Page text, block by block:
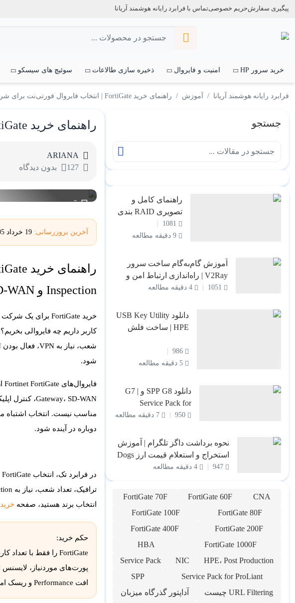
پیگیری سفارشحریم خصوصیتماس با فرابرد رایانه هوشمند آریانا
خرید سرور HP امنیت و فایروال ذخیره سازی طالاعات سوئیچ های سیسکو
فرابرد رایانه هوشمند آریانا آموزش راهنمای خرید FortiGate | انتخاب فایروال فورتی‌نت برای شرکت‌ها
جستجو
راهنمای کامل و
تصویری RAID بندی
مبتدی تا پیشرفته
1081
9 دقیقه مطالعه
آموزش گام‌به‌گام ساخت سرور
V2Ray | راه‌اندازی ارتباط امن و
پرسرعت
1051 4 دقیقه مطالعه
دانلود USB Key Utility
HPE | ساخت فلش
Provisioning
986
5 دقیقه مطالعه
دانلود SPP G8 و G7 |
Service Pack for
ProLiant سرور HP
950 7 دقیقه مطالعه
نحوه برداشت داگز تلگرام | آموزش
استخراج و استعلام قیمت ارز Dogs
947 4 دقیقه مطالعه
CNA
FortiGate 60F
FortiGate 70F
FortiGate 80F
FortiGate 100F
FortiGate 200F
FortiGate 400F
FortiGate 1000F
HBA
HPE، Post Production
NIC
Service Pack
Service Pack for ProLiant
SPP
URL Filtering چیست
آداپتور گذرگاه میزبان
راهنمای خرید FortiGate | انتخاب فایروال فورتی‌نت برای شرکت‌ها
ARIANA
127
بدون دیدگاه
16 خرداد 1405
آخرین بروزرسانی: 19 خرداد 1405
Inspection و SD-WAN
خرید FortiGate
شود.
فایروال‌های Fortinet FortiGate
Gateway، SD-WAN، کنترل اپلیکیشن، IPS، Web Filtering و امنیت لبه شبکه را اجرا کنند. اما نکته مهم اینجاست:
مناسب نیست
دوباره در آینده شود.
در فرابرد تک
انتخاب برند هستید، صفحه خرید Fortinet
حکم خرید:
افت Performance و ریسک امنیتی پس می‌گیرد.